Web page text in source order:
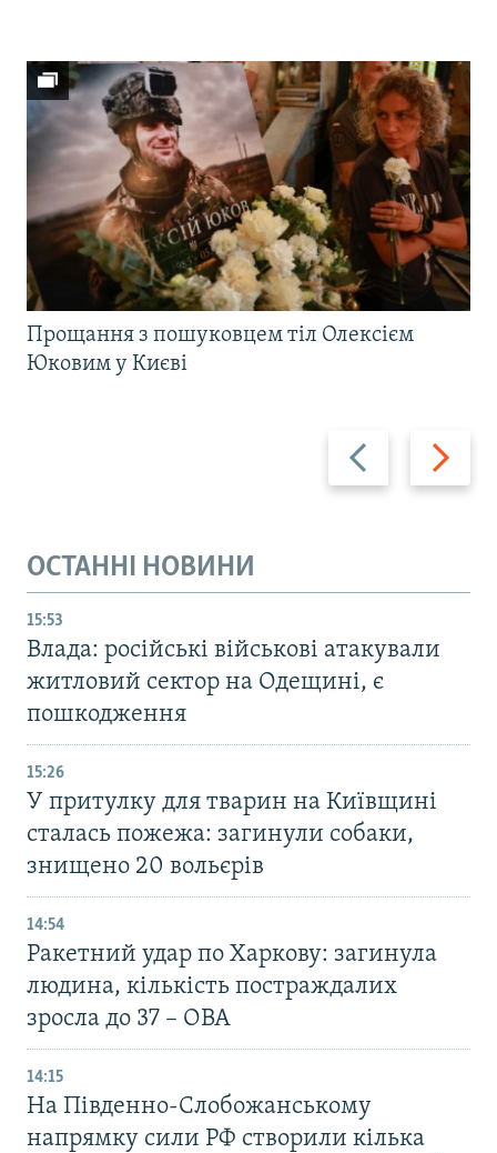
Назад Вперед
Прощання з пошуковцем тіл Олексієм
Юковим у Києві
ОСТАННІ НОВИНИ
15:53
Влада: російські військові атакували
житловий сектор на Одещині, є
пошкодження
15:26
У притулку для тварин на Київщині
сталась пожежа: загинули собаки,
знищено 20 вольєрів
14:54
Ракетний удар по Харкову: загинула
людина, кількість постраждалих
зросла до 37 – ОВА
14:15
На Південно-Слобожанському
напрямку сили РФ створили кілька